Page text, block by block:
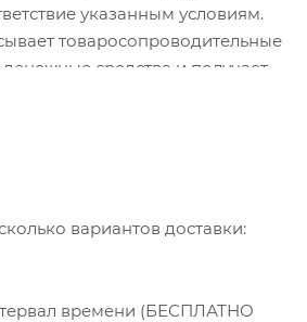
указанным условиям.
товаросопроводительные
средства и получает
вариантов доставки:
времени (БЕСПЛАТНО